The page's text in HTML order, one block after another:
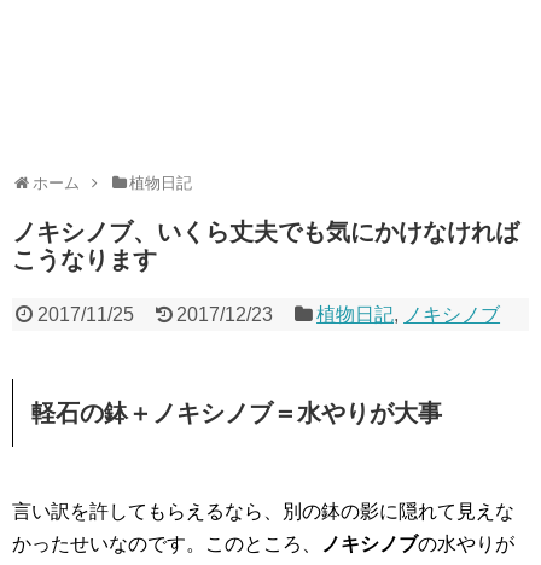
ホーム 植物日記
ノキシノブ、いくら丈夫でも気にかけなければ
こうなります
2017/11/25 2017/12/23 植物日記, ノキシノブ
軽石の鉢＋ノキシノブ＝水やりが大事
言い訳を許してもらえるなら、別の鉢の影に隠れて見えな
かったせいなのです。このところ、
ノキシノブの水やりが